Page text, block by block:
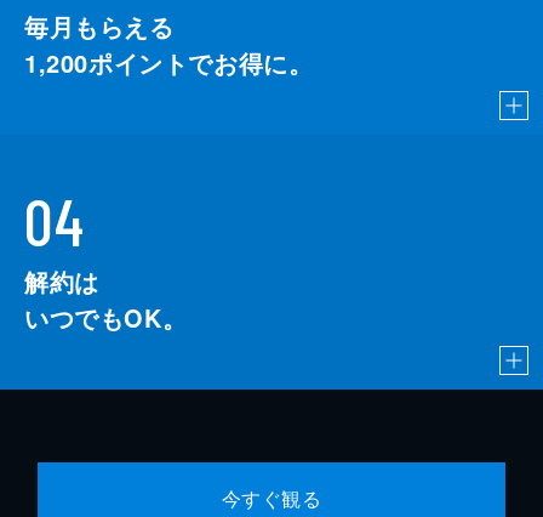
毎月もらえる
1,200ポイントでお得に。
04
解約は
いつでもOK。
今すぐ観る